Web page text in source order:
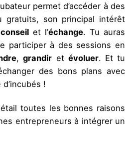
permet d’accéder à des
gratuits, son principal intérêt
conseilet l’échange. Tu auras
participer à des sessions en
,grandir et évoluer. Et tu
des bons plans avec
!
toutes les bonnes raisons
entrepreneurs à intégrer un